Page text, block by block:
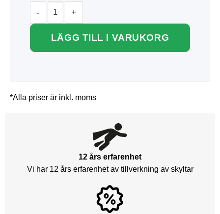
LÄGG TILL I VARUKORG
*Alla priser är inkl. moms
12 års erfarenhet
Vi har 12 års erfarenhet av tillverkning av skyltar